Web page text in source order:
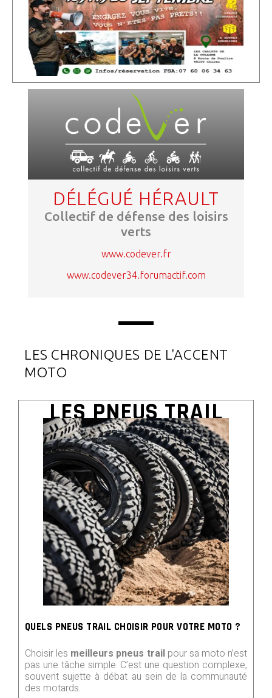
DÉLÉGUÉ HÉRAULT
Collectif de défense des loisirs
verts
www.codever.fr
www.codever34.forumactif.com
LES CHRONIQUES DE L'ACCENT
MOTO
LES PNEUS TRAIL
QUELS PNEUS TRAIL CHOISIR POUR VOTRE MOTO ?
Choisir les meilleurs pneus trailpour sa moto n’est
pas une tâche simple. C’est une question complexe,
souvent sujette à débat au sein de la communauté
des motards.